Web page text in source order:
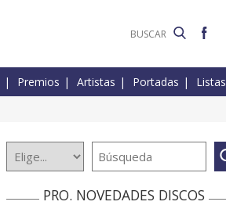
Premios Artistas Portadas Listas
PRO. NOVEDADES DISCOS